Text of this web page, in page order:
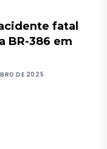
fatal
BR-386 em
DE 2025